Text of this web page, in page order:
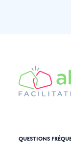
QUESTIONS